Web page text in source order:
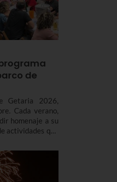
de
Getaria 2026,
Cada verano,
homenaje a su
actividades que
Desembarco de